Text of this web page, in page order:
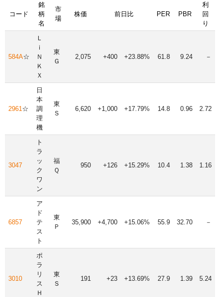
コード
銘
柄
名
市
場
株価 前日比 PER PBR
利
回
り
584A☆
Ｌ
ｉ
Ｎ
Ｋ
Ｘ
東
Ｇ
2,075 +400 +23.88% 61.8 9.24 －
2961 ☆
日
本
調
理
機
東
Ｓ
6,620 +1,000 +17.79% 14.8 0.96 2.72
3047
ト
ラ
ッ
ク
ワ
ン
福
Ｑ
950 +126 +15.29% 10.4 1.38 1.16
6857
ア
ド
テ
ス
ト
東
Ｐ
35,900 +4,700 +15.06% 55.9 32.70 －
3010
ポ
ラ
リ
ス
Ｈ
東
Ｓ
191 +23 +13.69% 27.9 1.39 5.24